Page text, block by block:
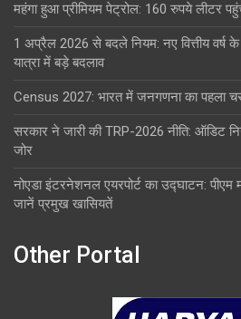
महंगा हुआ प्रीमियम पेट्रोल: 160 रुपये लीटर
1 अप्रैल 2026 से बदले नियम: नए वित्तीय
यात्रा में बड़े बदलाव
Census 2027: भारत में जनगणना का
सरकार ने जारी की TRP-2026 नीति: ऑडिट
जोर
नोएडा इंटरनेशनल एयरपोर्ट का उद्घाटन: पीएम
जानें प्रमुख खासियतें
Other Portal